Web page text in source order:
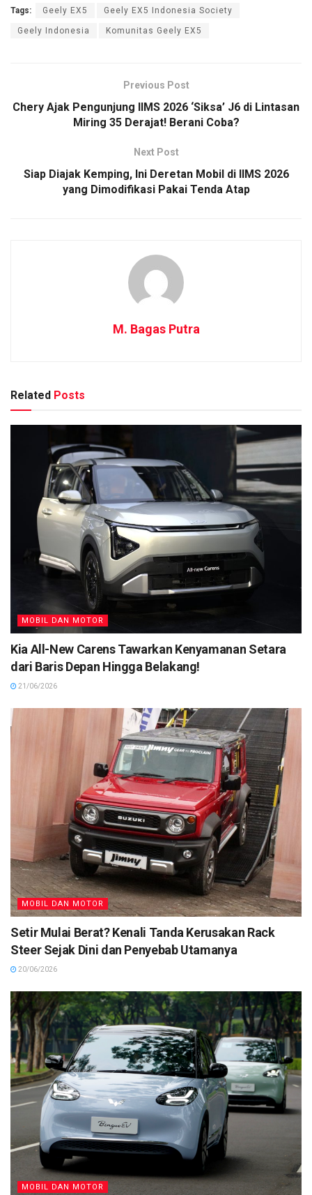
Tags: Geely EX5 Geely EX5 Indonesia Society
Geely Indonesia Komunitas Geely EX5
Previous Post
Chery Ajak Pengunjung IIMS 2026 ‘Siksa’ J6 di Lintasan
Miring 35 Derajat! Berani Coba?
Next Post
Siap Diajak Kemping, Ini Deretan Mobil di IIMS 2026
yang Dimodifikasi Pakai Tenda Atap
M. Bagas Putra
Related Posts
MOBIL DAN MOTOR
Kia All-New Carens Tawarkan Kenyamanan Setara
dari Baris Depan Hingga Belakang!
21/06/2026
MOBIL DAN MOTOR
Setir Mulai Berat? Kenali Tanda Kerusakan Rack
Steer Sejak Dini dan Penyebab Utamanya
20/06/2026
MOBIL DAN MOTOR